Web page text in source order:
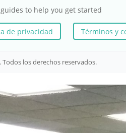
to help you get started
de privacidad Términos y
los derechos reservados.